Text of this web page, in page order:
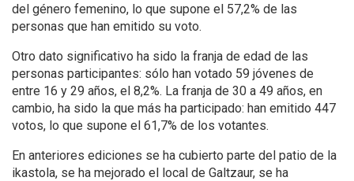
del género femenino, lo que supone el 57,2% de las
personas que han emitido su voto.
Otro dato significativo ha sido la franja de edad de las
personas participantes: sólo han votado 59 jóvenes de
entre 16 y 29 años, el 8,2%. La franja de 30 a 49 años, en
cambio, ha sido la que más ha participado: han emitido 447
votos, lo que supone el 61,7% de los votantes.
En anteriores ediciones se ha cubierto parte del patio de la
ikastola, se ha mejorado el local de Galtzaur, se ha